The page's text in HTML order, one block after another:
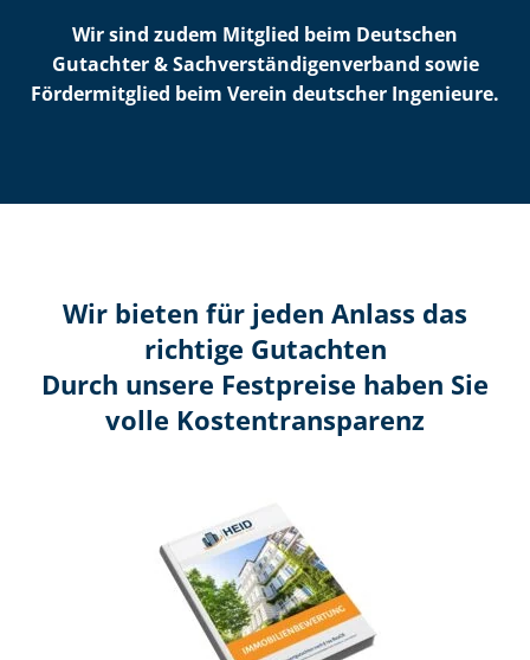
Wir sind zudem Mitglied beim Deutschen
Gutachter & Sach­ver­stän­di­gen­ver­band sowie
Fördermitglied beim Verein deutscher Ingenieure.
Wir bieten für jeden Anlass das
richtige Gutachten
Durch unsere Festpreise haben Sie
volle Kosten­transparenz